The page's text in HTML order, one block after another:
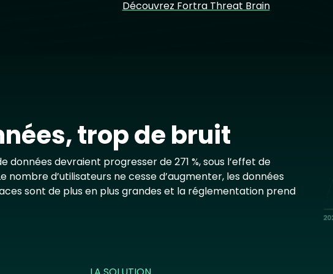
Découvrez Fortra Threat Brain
trop de bruit
données devraient progresser de 271 %, sous l’effet de
nombre d’utilisateurs ne cesse d’augmenter, les données
sont de plus en plus grandes et la réglementation prend